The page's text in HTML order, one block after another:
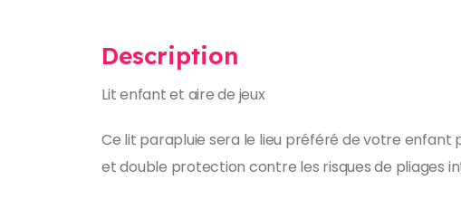
Description
Lit enfant et aire de jeux
Ce lit parapluie sera le lieu préféré de votre
et double protection contre les risques de pliages